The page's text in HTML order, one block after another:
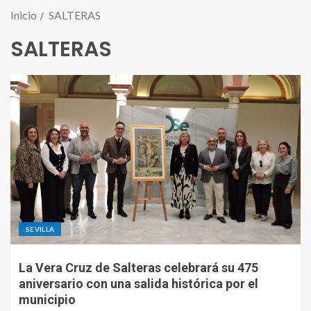
Inicio SALTERAS
SALTERAS
SEVILLA
La Vera Cruz de Salteras celebrará su 475
aniversario con una salida histórica por el
municipio